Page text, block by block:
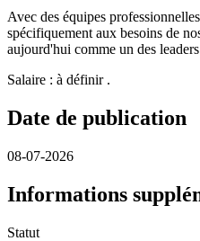
Avec des équipes
spécifiquement aux besoins de
aujourd'hui comme un des
Salaire : à définir .
Date de publication
08-07-2026
Informations
Statut